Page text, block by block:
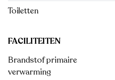
Toiletten
FACILITEITEN
Brandstof primaire
verwarming